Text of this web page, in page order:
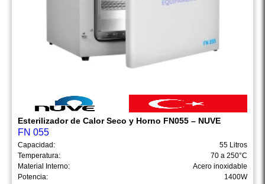
Esterilizador de Calor Seco y Horno FN055 – NUVE
FN 055
Capacidad:
55 Litros
Temperatura:
70 a 250°C
Material Interno:
Acero inoxidable
Potencia:
1400W